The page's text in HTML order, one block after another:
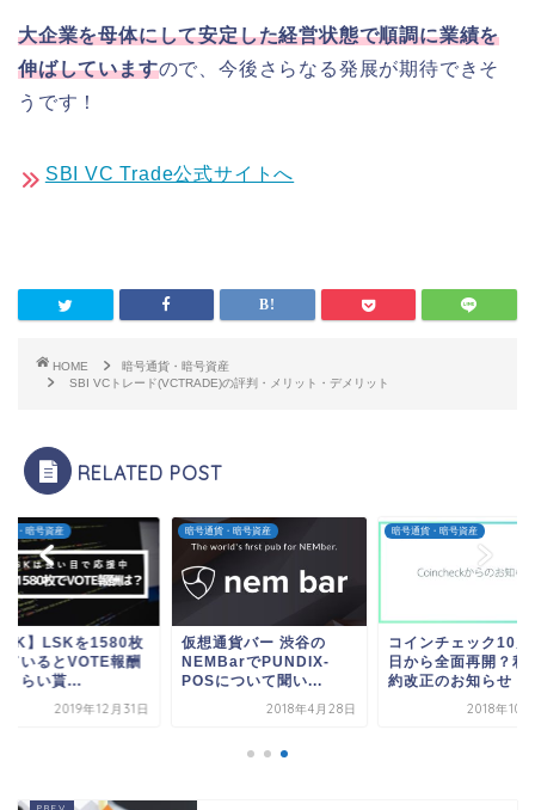
大企業を母体にして安定した経営状態で順調に業績を
伸ばしていますので、今後さらなる発展が期待できそ
うです！
SBI VC Trade公式サイトへ
HOME
暗号通貨・暗号資産
SBI VCトレード(VCTRADE)の評判・メリット・デメリット
RELATED POST
貨・暗号資産
】LSKを1580枚
ているとVOTE報酬
くらい貰...
2019年12月31日
暗号通貨・暗号資産
仮想通貨バー 渋谷の
NEMBarでPUNDIX-
POSについて聞い...
2018年4月28日
暗号通貨・暗号資産
コインチェック10月
日から全面再開？利
約改正のお知らせ
2018年10